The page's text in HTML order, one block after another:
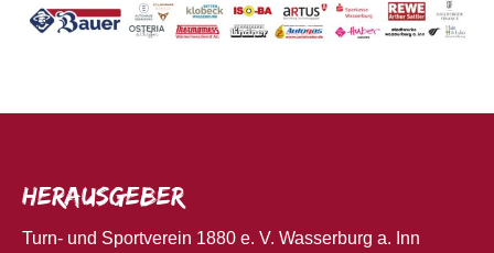
Herausgeber
Turn- und Sportverein 1880 e. V. Wasserburg a. Inn